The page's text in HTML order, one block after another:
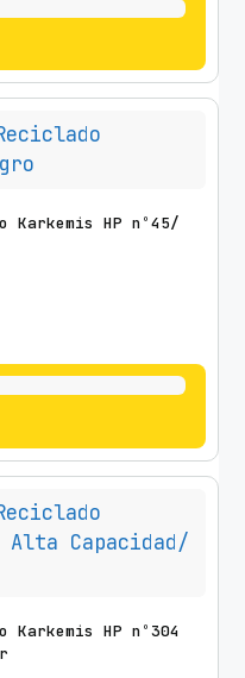
Karkemis HP nº45/
HP nº304